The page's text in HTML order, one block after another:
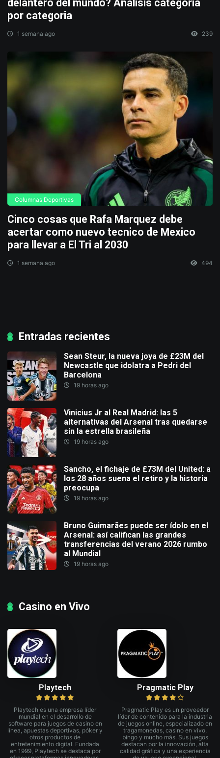
delantero del mundo? Analisis categoria
por categoria
1 semana ago 239
Columnas Deportivas
Cinco cosas que Rafa Marquez debe
acertar como nuevo tecnico de Mexico
para llevar a El Tri al 2030
1 semana ago 494
Entradas recientes
Sean Steur, la nueva joya de £23M del
Newcastle que idolatra a Pedri del
Barcelona
19 horas ago
Vinicius Jr al Real Madrid: las 5
alternativas del Arsenal tras quedarse
sin la estrella brasileña
19 horas ago
Sancho, el fichaje de £73M del United: a
los 28 años suena el retiro y la historia
preocupa
19 horas ago
Bruno Guimarães puede ser ídolo en el
Arsenal: así califican las grandes
transferencias del verano 2026 rumbo
al Mundial
19 horas ago
Casino en Vivo
Playtech
Playtech es una empresa líder
mundial en el desarrollo de
software para juegos de casino en
línea, apuestas deportivas, póker y
otros productos de
entretenimiento digital. Fundada
en 1999, Playtech se destaca por
Pragmatic Play
Pragmatic Play es un proveedor
líder de contenido para la industria
de juegos online, especializado en
tragamonedas, casino en vivo,
bingo y mucho más. Sus juegos
destacan por la innovación, alta
calidad gráfica y una experiencia